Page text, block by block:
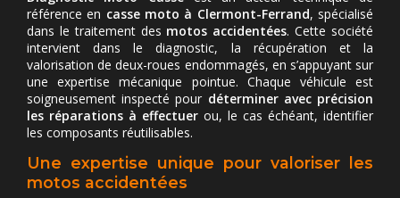
référence en casse moto à Clermont-Ferrand, spécialisé
dans le traitement des motos accidentées. Cette société
intervient dans le diagnostic, la récupération et la
valorisation de deux-roues endommagés, en s’appuyant sur
une expertise mécanique pointue. Chaque véhicule est
soigneusement inspecté pour déterminer avec précision
les réparations à effectuer ou, le cas échéant, identifier
les composants réutilisables.
Une expertise unique pour valoriser les
motos accidentées